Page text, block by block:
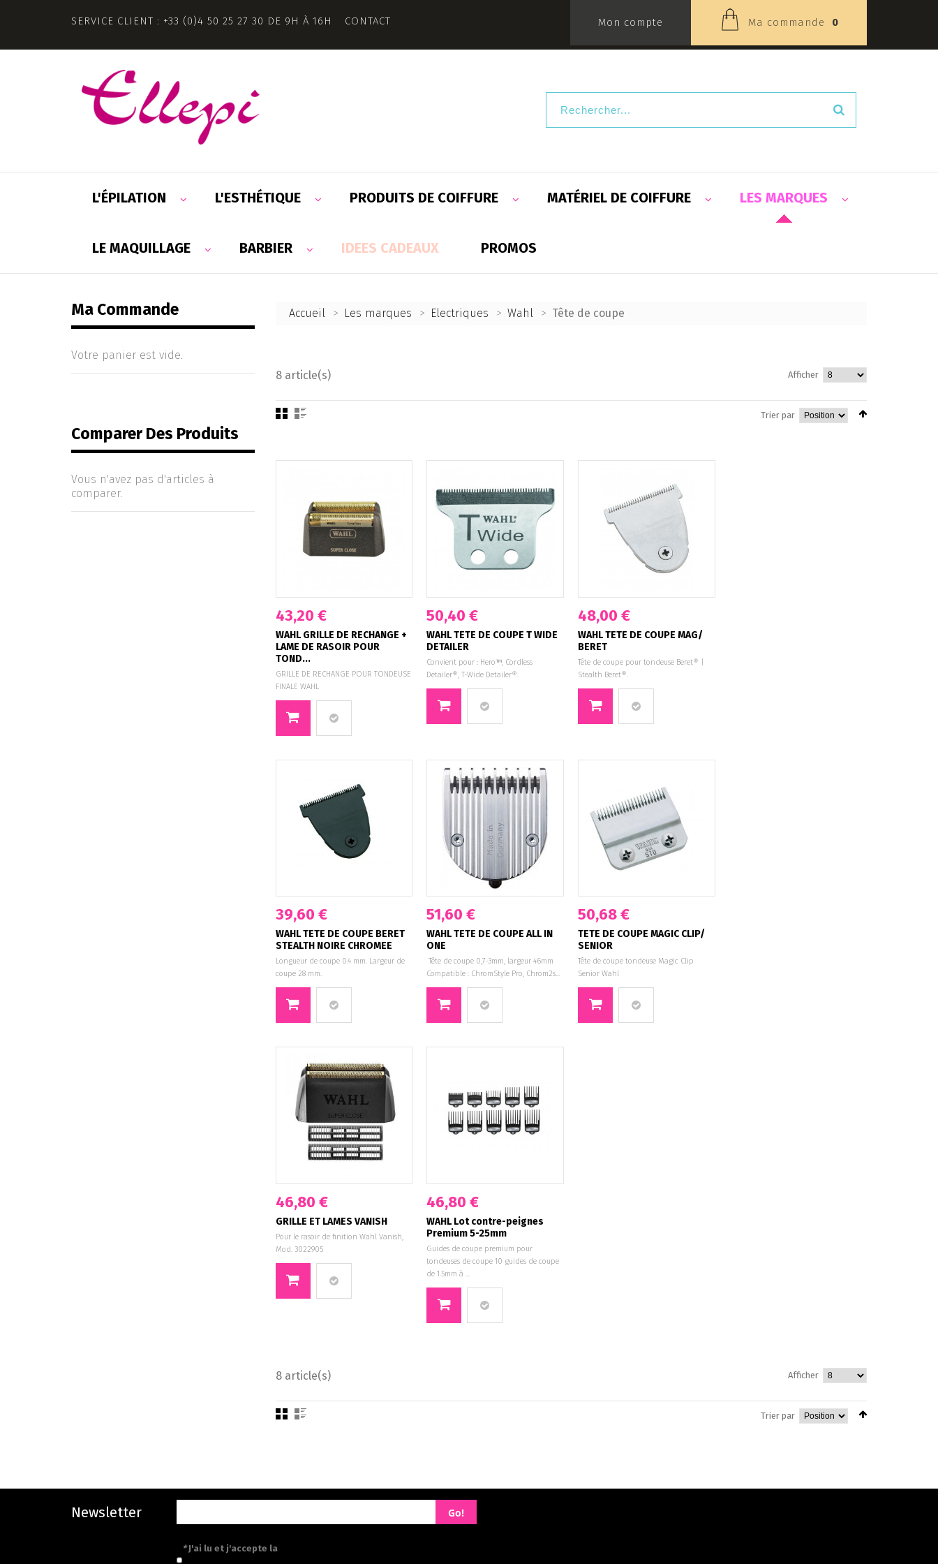
Mon compte Ma commande 0
SERVICE CLIENT : +33 (0)4 50 25 27 30 DE 9H À 16H CONTACT
L'ÉPILATION L'ESTHÉTIQUE PRODUITS DE COIFFURE MATÉRIEL DE COIFFURE LES MARQUES
LE MAQUILLAGE BARBIER IDEES CADEAUX PROMOS
Accueil > Les marques > Electriques > Wahl > Tête de coupe
8 article(s) Afficher
Trier par
43,20 €
WAHL GRILLE DE RECHANGE +
LAME DE RASOIR POUR
TOND...
GRILLE DE RECHANGE POUR TONDEUSE
FINALE WAHL
50,40 €
WAHL TETE DE COUPE T WIDE
DETAILER
Convient pour : Hero™, Cordless
Detailer®, T-Wide Detailer®.
48,00 €
WAHL TETE DE COUPE MAG/
BERET
Tête de coupe pour tondeuse Beret® |
Stealth Beret®.
39,60 €
WAHL TETE DE COUPE BERET
STEALTH NOIRE CHROMEE
Longueur de coupe 0.4 mm. Largeur de
coupe 28 mm.
51,60 €
WAHL TETE DE COUPE ALL IN
ONE
Tête de coupe 0,7-3mm, largeur 46mm
Compatible : ChromStyle Pro, Chrom2s...
50,68 €
TETE DE COUPE MAGIC CLIP/
SENIOR
Tête de coupe tondeuse Magic Clip
Senior Wahl
46,80 €
GRILLE ET LAMES VANISH
Pour le rasoir de finition Wahl Vanish,
Mod. 3022905
46,80 €
WAHL Lot contre-peignes
Premium 5-25mm
Guides de coupe premium pour
tondeuses de coupe 10 guides de coupe
de 1.5mm à ...
8 article(s) Afficher
Trier par
Ma Commande
Votre panier est vide.
Comparer Des Produits
Vous n'avez pas d'articles à
comparer.
Newsletter Go!
*J'ai lu et j'accepte la